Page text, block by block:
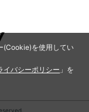
(Cookie)を使用してい
イバシーポリシー 」を